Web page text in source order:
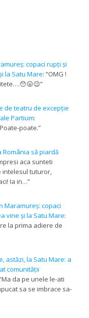
copaci rupți și
la Satu Mare: “OMG !
”
de teatru de excepție
Partium:
poate.”
România să piardă
aca sunteti
intelesul tuturor,
Ia in…”
Maramureș: copaci
vine și la Satu Mare:
la prima adiere de
astăzi, la Satu Mare: a
comunității
Ma da pe unele le-ati
sa se imbrace sa-